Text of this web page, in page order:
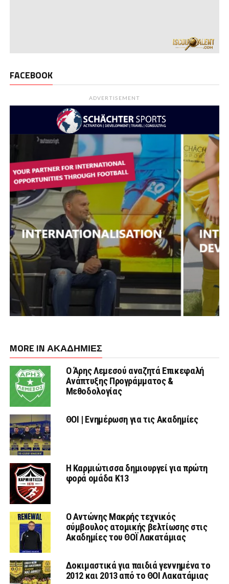
FACEBOOK
ADVERTISEMENT
MORE IN ΑΚΑΔΗΜΙΕΣ
Ο Άρης Λεμεσού αναζητά Επικεφαλή
Ανάπτυξης Προγράμματος &
Μεθοδολογίας
ΘΟΙ | Ενημέρωση για τις Ακαδημίες
Η Καρμιώτισσα δημιουργεί για πρώτη
φορά ομάδα Κ13
Ο Αντώνης Μακρής τεχνικός
σύμβουλος ατομικής βελτίωσης στις
Ακαδημίες του ΘΟΪ Λακατάμιας
Δοκιμαστικά για παιδιά γεννημένα το
2012 και 2013 από το ΘΟΙ Λακατάμιας